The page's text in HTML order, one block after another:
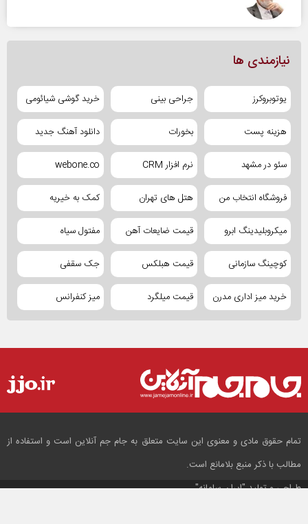
نیازمندی ها
یوتوبروکرز جراحی بینی خرید گوشی شیائومی
هزینه پست بخورات دانلود آهنگ جدید
سئو در مشهد نرم افزار CRM webone.co
فروشگاه انتخاب من هتل های تهران کمک به خیریه
میکروبلیدینگ ابرو قیمت ضایعات آهن مفتول سیاه
کوچینگ سازمانی قیمت هبلکس جک سقفی
خرید میز اداری مدرن قیمت میلگرد میز کنفرانس
تمام حقوق مادی و معنوی این سایت متعلق به جام جم آنلاین است و استفاده از
مطالب با ذکر منبع بلامانع است.
طراحی و تولید"ایران سامانه"